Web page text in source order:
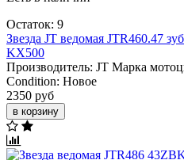
Остаток: 9
Звезда JT ведомая JTR460.47
KX500
Производитель: JT Марка
Condition: Новое
2350 руб
в корзину